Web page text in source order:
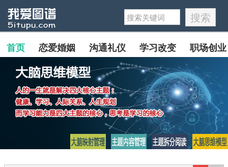
首页 恋爱婚姻 沟通礼仪 学习改变 职场创业